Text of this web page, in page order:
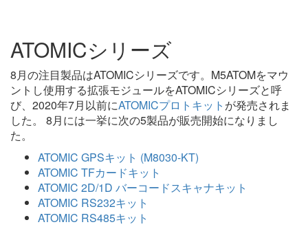
ATOMICシリーズ
8月の注目製品はATOMICシリーズです。M5ATOMをマウ
ントし使用する拡張モジュールをATOMICシリーズと呼
び、2020年7月以前にATOMICプロトキット が発売されま
した。 8月には一挙に次の5製品が販売開始になりまし
た。
ATOMIC GPSキット (M8030-KT)
ATOMIC TFカードキット
ATOMIC 2D/1D バーコードスキャナキット
ATOMIC RS232キット
ATOMIC RS485キット